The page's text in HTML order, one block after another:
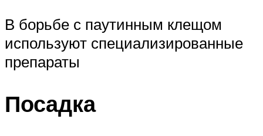
В борьбе с паутинным клещом
используют специализированные
препараты
Посадка